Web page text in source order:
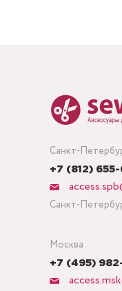
Санкт-
+7 (812) 655-
Санкт-
Москва
+7 (495)